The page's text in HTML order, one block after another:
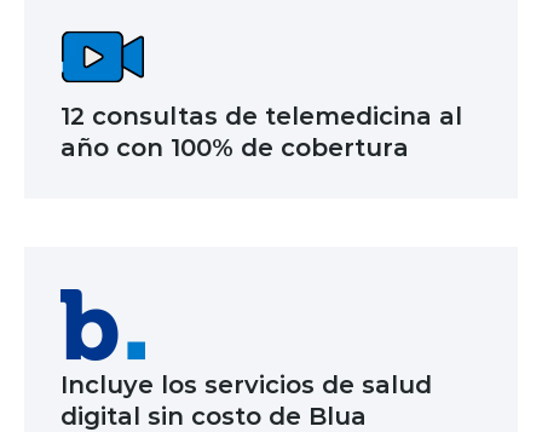
12 consultas de telemedicina al
año con 100% de cobertura
Incluye los servicios de salud
digital sin costo de Blua